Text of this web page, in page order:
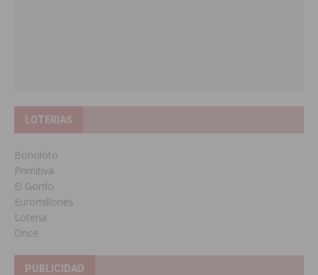
LOTERIAS
Bonoloto
Primitiva
El Gordo
Euromillones
Loteria
Once
PUBLICIDAD